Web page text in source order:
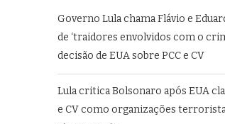
Governo Lula chama Flávio e
de ‘traidores envolvidos com o
decisão de EUA sobre PCC e CV
Lula critica Bolsonaro após EUA
e CV como organizações